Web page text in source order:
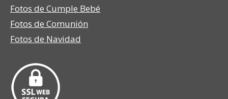
Fotos de Cumple Bebé
Fotos de Comunión
Fotos de Navidad